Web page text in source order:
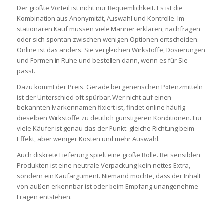
Der größte Vorteil ist nicht nur Bequemlichkeit. Es ist die
Kombination aus Anonymität, Auswahl und Kontrolle. Im
stationären Kauf müssen viele Männer erklären, nachfragen
oder sich spontan zwischen wenigen Optionen entscheiden.
Online ist das anders. Sie vergleichen Wirkstoffe, Dosierungen
und Formen in Ruhe und bestellen dann, wenn es für Sie
passt.
Dazu kommt der Preis. Gerade bei generischen Potenzmitteln
ist der Unterschied oft spürbar. Wer nicht auf einen
bekannten Markennamen fixiert ist, findet online häufig
dieselben Wirkstoffe zu deutlich günstigeren Konditionen. Für
viele Käufer ist genau das der Punkt: gleiche Richtung beim
Effekt, aber weniger Kosten und mehr Auswahl.
Auch diskrete Lieferung spielt eine große Rolle. Bei sensiblen
Produkten ist eine neutrale Verpackung kein nettes Extra,
sondern ein Kaufargument. Niemand möchte, dass der Inhalt
von außen erkennbar ist oder beim Empfang unangenehme
Fragen entstehen.